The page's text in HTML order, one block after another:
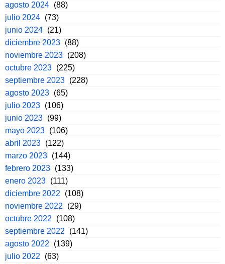
agosto 2024 (88)
julio 2024 (73)
junio 2024 (21)
diciembre 2023 (88)
noviembre 2023 (208)
octubre 2023 (225)
septiembre 2023 (228)
agosto 2023 (65)
julio 2023 (106)
junio 2023 (99)
mayo 2023 (106)
abril 2023 (122)
marzo 2023 (144)
febrero 2023 (133)
enero 2023 (111)
diciembre 2022
(108)
noviembre 2022
(29)
octubre 2022
(108)
septiembre 2022
(141)
agosto 2022
(139)
julio 2022
(63)